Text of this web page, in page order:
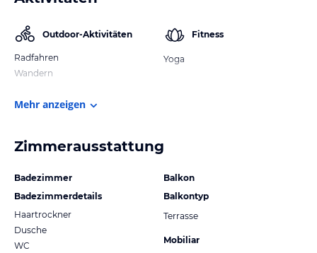
Outdoor-Aktivitäten
Radfahren
Wandern
Fitness
Yoga
Mehr anzeigen
Zimmerausstattung
Badezimmer
Badezimmerdetails
Haartrockner
Dusche
WC
Balkon
Balkontyp
Terrasse
Mobiliar